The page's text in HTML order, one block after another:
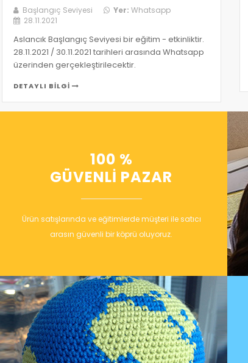
Başlangıç Seviyesi Yer: Whatsapp
28.11.2021
Aslancık Başlangıç Seviyesi bir eğitim - etkinliktir.
28.11.2021 / 30.11.2021 tarihleri arasında Whatsapp
üzerinden gerçekleştirilecektir.
DETAYLI BILGI
100 %
GÜVENLİ PAZAR
Ürün satışlarında ve eğitimlerde müşteri ile satıcı
arasın güvenli bir köprü oluyoruz.